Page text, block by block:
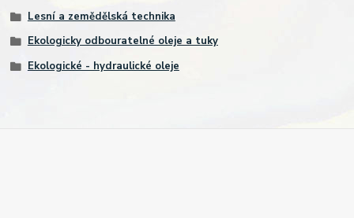
Lesní a zemědělská technika
Ekologicky odbouratelné oleje a tuky
Ekologické - hydraulické oleje